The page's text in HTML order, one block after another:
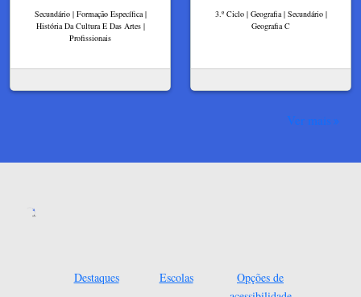
Secundário | Formação Específica |
História Da Cultura E Das Artes |
Profissionais
3.º Ciclo | Geografia | Secundário |
Geografia C
Ver mais
Destaques Escolas
Opções de